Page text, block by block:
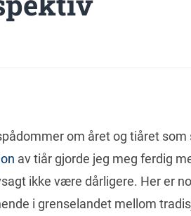
om året og tiåret som
av tiår gjorde jeg meg ferdig
ikke være dårligere. Her er
i grenselandet mellom